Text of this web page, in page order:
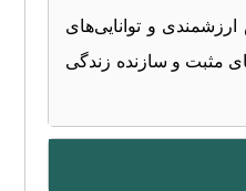
و توانایی‌های
مثبت و سازنده زندگی